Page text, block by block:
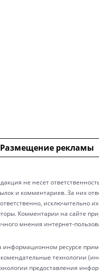
Размещение рекламы
не несет
и комментариев. За них
исключительно
Комментарии на сайте
мнения интернет-
информационном ресурсе
технологии
предоставления